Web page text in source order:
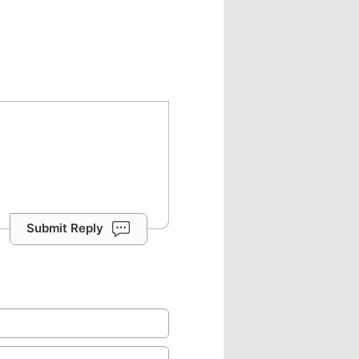
Submit Reply